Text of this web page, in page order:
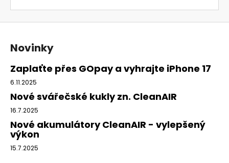
Z
Novinky
Zaplaťte přes GOpay a vyhrajte iPhone 17
6.11.2025
Nové svářečské kukly zn. CleanAIR
16.7.2025
Nové akumulátory CleanAIR - vylepšený
výkon
15.7.2025